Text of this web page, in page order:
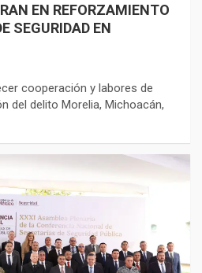
EN REFORZAMIENTO
SEGURIDAD EN
cooperación y labores de
del delito Morelia, Michoacán,